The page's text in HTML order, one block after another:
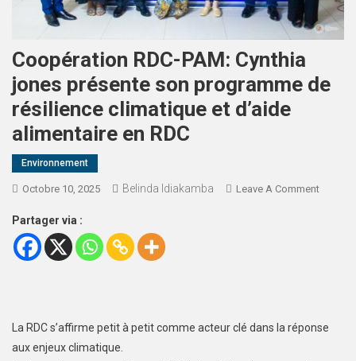
Coopération RDC-PAM: Cynthia
jones présente son programme de
résilience climatique et d’aide
alimentaire en RDC
Environnement
Octobre 10, 2025 Belinda Idiakamba Leave A Comment
Partager via :
La RDC s’affirme petit à petit comme acteur clé dans la réponse
aux enjeux climatique.